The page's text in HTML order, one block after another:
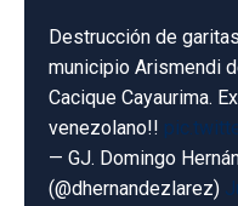
Destrucción de
municipio Arismendi
Cacique Cayaurima.
venezolano!!
— GJ. Domingo
(@dhernandezlarez)